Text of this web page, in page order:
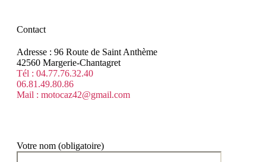
Contact
Adresse : 96 Route de Saint Anthème
42560 Margerie-Chantagret
Tél : 04.77.76.32.40
06.81.49.80.86
Mail : motocaz42@gmail.com
Votre nom (obligatoire)